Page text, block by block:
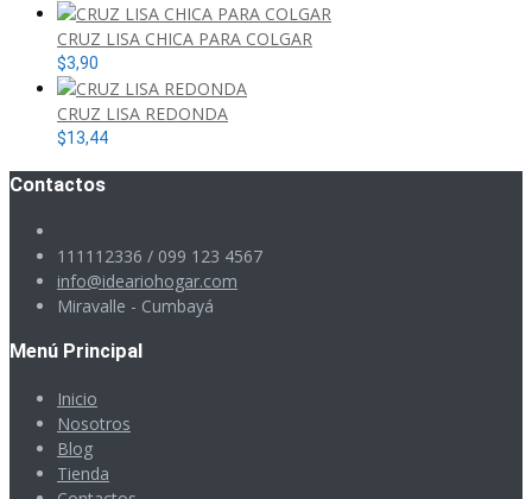
CRUZ LISA CHICA PARA COLGAR
$3,90
CRUZ LISA REDONDA
$13,44
Contactos
111112336 / 099 123 4567
info@ideariohogar.com
Miravalle - Cumbayá
Menú Principal
Inicio
Nosotros
Blog
Tienda